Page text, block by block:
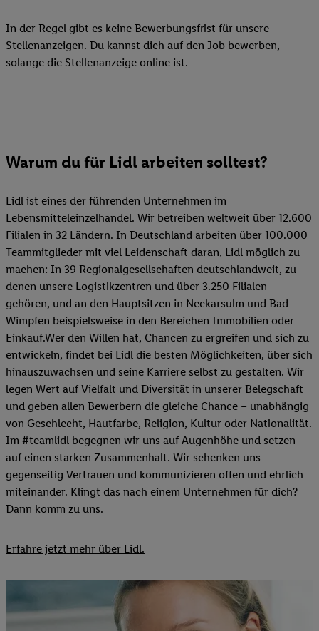
In der Regel gibt es keine Bewerbungsfrist für unsere
Stellenanzeigen. Du kannst dich auf den Job bewerben,
solange die Stellenanzeige online ist.
Warum du für Lidl arbeiten solltest?
Lidl ist eines der führenden Unternehmen im
Lebensmitteleinzelhandel. Wir betreiben weltweit über 12.600
Filialen in 32 Ländern. In Deutschland arbeiten über 100.000
Teammitglieder mit viel Leidenschaft daran, Lidl möglich zu
machen: In 39 Regionalgesellschaften deutschlandweit, zu
denen unsere Logistikzentren und über 3.250 Filialen
gehören, und an den Hauptsitzen in Neckarsulm und Bad
Wimpfen beispielsweise in den Bereichen Immobilien oder
Einkauf.Wer den Willen hat, Chancen zu ergreifen und sich zu
entwickeln, findet bei Lidl die besten Möglichkeiten, über sich
hinauszuwachsen und seine Karriere selbst zu gestalten. Wir
legen Wert auf Vielfalt und Diversität in unserer Belegschaft
und geben allen Bewerbern die gleiche Chance – unabhängig
von Geschlecht, Hautfarbe, Religion, Kultur oder Nationalität.
Im #teamlidl begegnen wir uns auf Augenhöhe und setzen
auf einen starken Zusammenhalt. Wir schenken uns
gegenseitig Vertrauen und kommunizieren offen und ehrlich
miteinander. Klingt das nach einem Unternehmen für dich?
Dann komm zu uns.​
Erfahre jetzt mehr über Lidl.